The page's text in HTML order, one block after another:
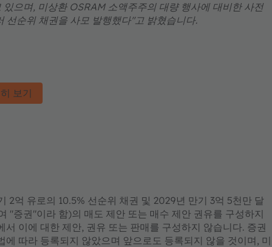
으며, 미상환 OSRAM 소액주주의 대량 행사에 대비한 사전
선순위 채권을 사모 발행했다"고 밝혔습니다.
보기
2억 유로의 10.5% 선순위 채권 및 2029년 만기 3억 5천만 달
"증권"이라 함)의 매도 제안 또는 매수 제안 권유를 구성하지
이에 대한 제안, 권유 또는 판매를 구성하지 않습니다. 증권
따라 등록되지 않았으며 앞으로도 등록되지 않을 것이며, 미